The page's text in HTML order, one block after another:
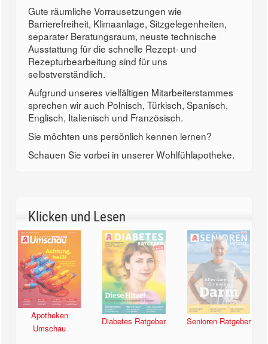
Gute räumliche Vorrausetzungen wie
Barrierefreiheit, Klimaanlage, Sitzgelegenheiten,
separater Beratungsraum, neuste technische
Ausstattung für die schnelle Rezept- und
Rezepturbearbeitung sind für uns
selbstverständlich.
Aufgrund unseres vielfältigen Mitarbeiterstammes
sprechen wir auch Polnisch, Türkisch, Spanisch,
Englisch, Italienisch und Französisch.
Sie möchten uns persönlich kennen lernen?
Schauen Sie vorbei in unserer Wohlfühlapotheke.
Klicken und Lesen
Apotheken
Umschau
Diabetes Ratgeber Senioren Ratgeber